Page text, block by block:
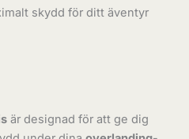
skydd för ditt äventyr
är designad för att ge dig